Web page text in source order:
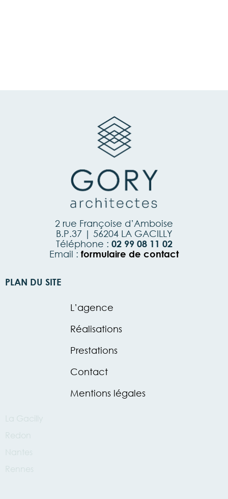
2 rue Françoise d’Amboise
B.P.37 | 56204 LA GACILLY
Téléphone : 02 99 08 11 02
Email : formulaire de contact
PLAN DU SITE
L’agence
Réalisations
Prestations
Contact
Mentions légales